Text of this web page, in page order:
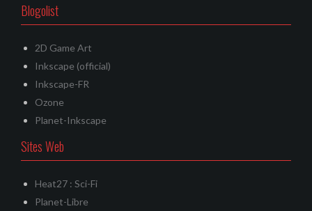
Blogolist
2D Game Art
Inkscape (official)
Inkscape-FR
Ozone
Planet-Inkscape
Sites Web
Heat27 : Sci-Fi
Planet-Libre